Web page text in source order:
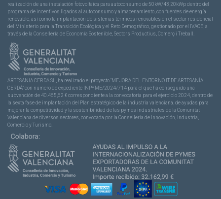
realización de una instalación fotovoltaica para autoconsumo de 50kW/43,20kWp dentro del
programa de incentivos ligados al autoconsumo y almacenamiento, con fuentes de energía
renovable, así como la implantación de sistemas térmicos renovables en el sector residencial
del Ministerio para la Transición Ecológica y el Reto Demográfico, gestionado por el IVACE, a
través de la Consellería de Economía Sostenible, Sectors Productius, Comerç i Treball.
ARTESANIA CERDA SL, ha realizado el proyecto “MEJORA DEL ENTORNO IT DE ARTESANÍA
CERDÁ” con número de expediente INPYME/2024/714 para el que ha conseguido una
subvención de 40.465,62 € correspondiente a la convocatoria para el ejercicio 2024, dentro de
la sexta fase de implantación del Plan estratégico de la industria valenciana, de ayudas para
mejorar la competitividad y la sostenibilidad de las pymes industriales de la Comunitat
Valenciana de diversos sectores, convocada por la Conselleria de Innovación, Industria,
Comercio y Turismo.